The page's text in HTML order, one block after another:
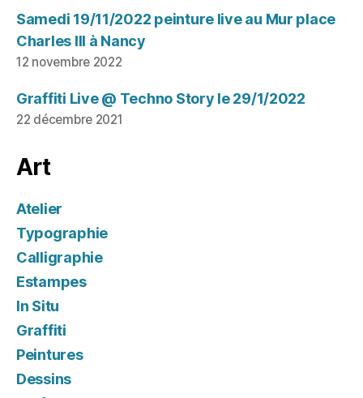
Samedi 19/11/2022 peinture live au Mur place
Charles III à Nancy
12 novembre 2022
Graffiti Live @ Techno Story le 29/1/2022
22 décembre 2021
Art
Atelier
Typographie
Calligraphie
Estampes
In Situ
Graffiti
Peintures
Dessins